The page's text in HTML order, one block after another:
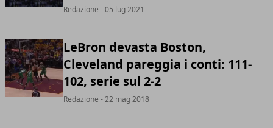
Redazione - 05 lug 2021
LeBron devasta Boston,
Cleveland pareggia i conti: 111-
102, serie sul 2-2
Redazione - 22 mag 2018